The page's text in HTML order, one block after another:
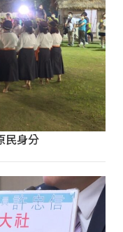
民身分